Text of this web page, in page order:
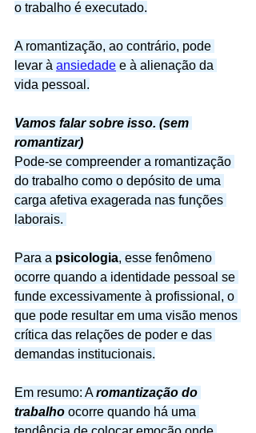
o trabalho é executado.
A romantização, ao contrário, pode
levar à ansiedade e à alienação da
vida pessoal.
Vamos falar sobre isso. (sem
romantizar)
Pode-se compreender a romantização
do trabalho como o depósito de uma
carga afetiva exagerada nas funções
laborais.
Para a psicologia, esse fenômeno
ocorre quando a identidade pessoal se
funde excessivamente à profissional, o
que pode resultar em uma visão menos
crítica das relações de poder e das
demandas institucionais.
Em resumo: A romantização do
trabalho ocorre quando há uma